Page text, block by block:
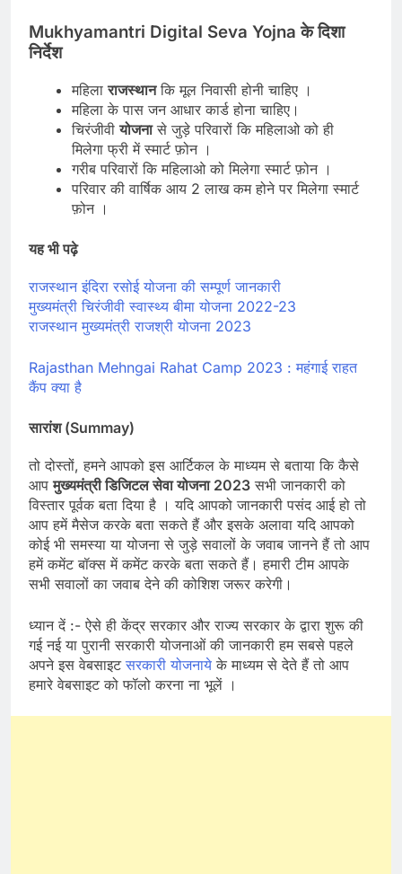
Mukhyamantri Digital Seva Yojna के दिशा
निर्देश
महिलाराजस्थानकि मूल निवासी होनी चाहिए ।
महिला के पास जन आधार कार्ड होना चाहिए।
चिरंजीवीयोजनासे जुड़े परिवारों कि महिलाओ को ही
मिलेगा फ्री में स्मार्ट फ़ोन ।
गरीब परिवारों कि महिलाओ को मिलेगा स्मार्ट फ़ोन ।
परिवार की वार्षिक आय 2 लाख कम होने पर मिलेगा स्मार्ट
फ़ोन ।
यह भीपढ़े
राजस्थान इंदिरा रसोई योजना की सम्पूर्ण जानकारी
मुख्यमंत्री चिरंजीवी स्वास्थ्य बीमा योजना 2022-23
राजस्थान मुख्यमंत्री राजश्री योजना 2023
Rajasthan Mehngai Rahat Camp 2023 : महंगाई राहत
कैंप क्या है
सारांश (Summay)
तो दोस्तों, हमने आपको इस आर्टिकल के माध्यम से बताया कि कैसे
आपमुख्यमंत्री डिजिटल सेवा योजना 2023 सभी जानकारी को
विस्तार पूर्वक बता दिया है । यदि आपको जानकारी पसंद आई हो तो
आप हमें मैसेज करके बता सकते हैं और इसके अलावा यदि आपको
कोई भी समस्या या योजना से जुड़े सवालों के जवाब जानने हैं तो आप
हमें कमेंट बॉक्स में कमेंट करके बता सकते हैं। हमारी टीम आपके
सभी सवालों का जवाब देने की कोशिश जरूर करेगी।
ध्यान दें :- ऐसे ही केंद्र सरकार और राज्य सरकार के द्वारा शुरू की
गई नई या पुरानी सरकारी योजनाओं की जानकारी हम सबसे पहले
अपने इस वेबसाइटसरकारी योजनाये के माध्यम से देते हैं तो आप
हमारे वेबसाइट को फॉलो करना ना भूलें ।